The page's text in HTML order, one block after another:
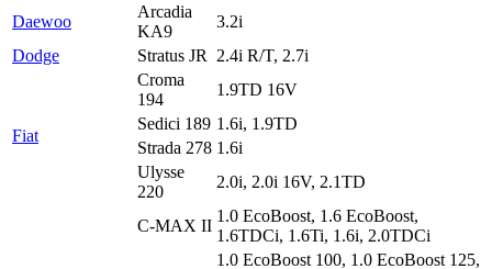
Daewoo
Arcadia
KA9
3.2i
Dodge
Stratus JR 2.4i R/T, 2.7i
Fiat
Croma
194
1.9TD 16V
Sedici 189 1.6i, 1.9TD
Strada 278 1.6i
Ulysse
220
2.0i, 2.0i 16V, 2.1TD
C-MAX II
1.0 EcoBoost, 1.6 EcoBoost,
1.6TDCi, 1.6Ti, 1.6i, 2.0TDCi
1.0 EcoBoost 100, 1.0 EcoBoost 125,